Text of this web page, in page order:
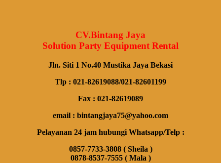
CV.Bintang Jaya
Solution Party Equipment Rental
Jln. Siti 1 No.40 Mustika Jaya Bekasi
Tlp : 021-82619088/021-82601199
Fax : 021-82619089
email : bintangjaya75@yahoo.com
Pelayanan 24 jam hubungi Whatsapp/Telp :
0857-7733-3808 ( Sheila )
0878-8537-7555 ( Mala )